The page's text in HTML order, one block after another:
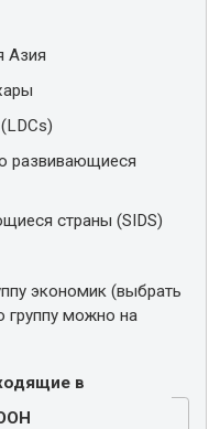
Азия
развивающиеся
страны (SIDS)
экономик (выбрать
группу можно на
в